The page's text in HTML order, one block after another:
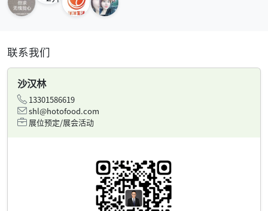
联系我们
沙汉林
13301586619
shl@hotofood.com
展位预定/展会活动